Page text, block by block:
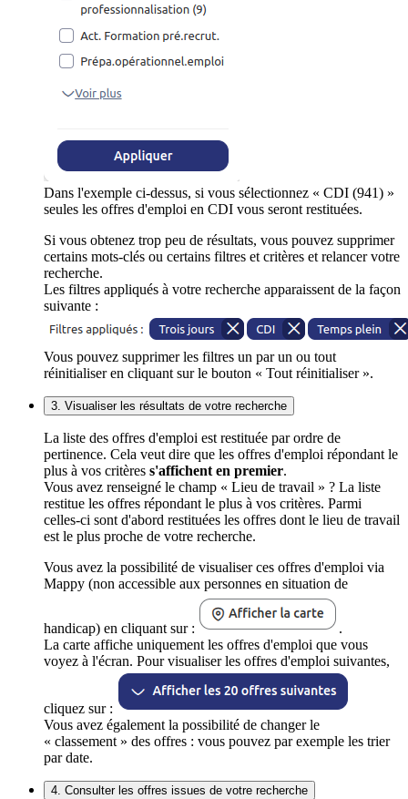
Dans l'exemple ci-dessus, si vous sélectionnez « CDI (941) »
seules les offres d'emploi en CDI vous seront restituées.
Si vous obtenez trop peu de résultats, vous pouvez supprimer
certains mots-clés ou certains filtres et critères et relancer votre
recherche.
Les filtres appliqués à votre recherche apparaissent de la façon
suivante :
Vous pouvez supprimer les filtres un par un ou tout
réinitialiser en cliquant sur le bouton « Tout réinitialiser ».
3. Visualiser les résultats de votre recherche
La liste des offres d'emploi est restituée par ordre de
pertinence. Cela veut dire que les offres d'emploi répondant le
plus à vos critères s'affichent en premier.
Vous avez renseigné le champ « Lieu de travail » ? La liste
restitue les offres répondant le plus à vos critères. Parmi
celles-ci sont d'abord restituées les offres dont le lieu de travail
est le plus proche de votre recherche.
Vous avez la possibilité de visualiser ces offres d'emploi via
Mappy (non accessible aux personnes en situation de
handicap) en cliquant sur :
.
La carte affiche uniquement les offres d'emploi que vous
voyez à l'écran. Pour visualiser les offres d'emploi suivantes,
cliquez sur :
Vous avez également la possibilité de changer le
« classement » des offres : vous pouvez par exemple les trier
par date.
4. Consulter les offres issues de votre recherche